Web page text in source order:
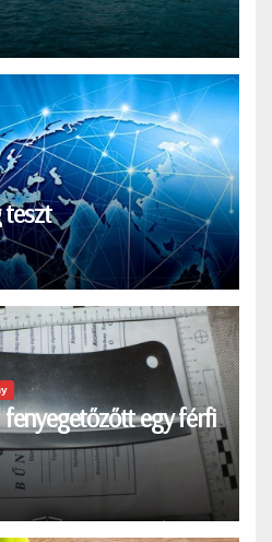
teszt
egy férfi